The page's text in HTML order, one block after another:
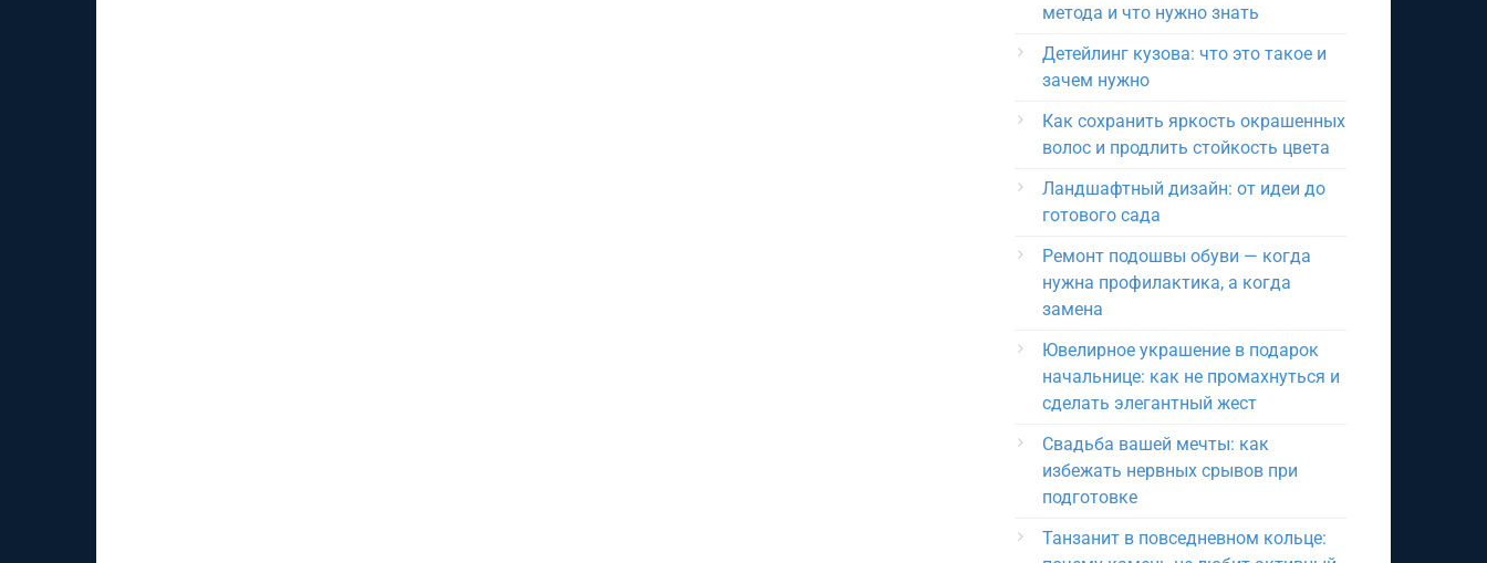
метода и что нужно знать
Детейлинг кузова: что это такое и
зачем нужно
Как сохранить яркость окрашенных
волос и продлить стойкость цвета
Ландшафтный дизайн: от идеи до
готового сада
Ремонт подошвы обуви — когда
нужна профилактика, а когда
замена
Ювелирное украшение в подарок
начальнице: как не промахнуться и
сделать элегантный жест
Свадьба вашей мечты: как
избежать нервных срывов при
подготовке
Танзанит в повседневном кольце: